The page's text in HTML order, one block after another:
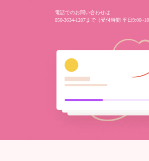
電話でのお問い合わせは
050-3634-1207まで（受付時間 平日